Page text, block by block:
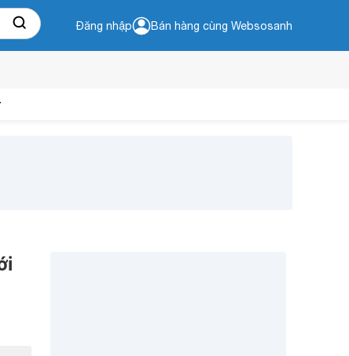
Đăng nhập Bán hàng cùng Websosanh